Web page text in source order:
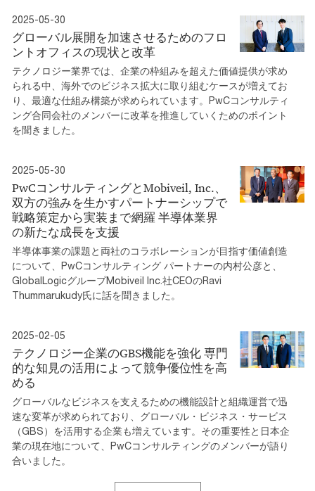
2025-05-30
グローバル展開を加速させるためのフロ
ントオフィスの現状と改革
テクノロジー業界では、企業の枠組みを超えた価値提供が求め
られる中、海外でのビジネス拡大に取り組むケースが増えてお
り、最適な仕組み構築が求められています。PwCコンサルティ
ング合同会社のメンバーに改革を推進していくためのポイント
を聞きました。
2025-05-30
PwCコンサルティングとMobiveil, Inc.、
双方の強みを生かすパートナーシップで
戦略策定から実装まで網羅 半導体業界
の新たな成長を支援
半導体事業の課題と両社のコラボレーションが目指す価値創造
について、PwCコンサルティング パートナーの内村公彦と、
GlobalLogicグループMobiveil Inc.社CEOのRavi
Thummarukudy氏に話を聞きました。
2025-02-05
テクノロジー企業のGBS機能を強化 専門
的な知見の活用によって競争優位性を高
める
グローバルなビジネスを支えるための機能設計と組織運営で迅
速な変革が求められており、グローバル・ビジネス・サービス
（GBS）を活用する企業も増えています。その重要性と日本企
業の現在地について、PwCコンサルティングのメンバーが語り
合いました。